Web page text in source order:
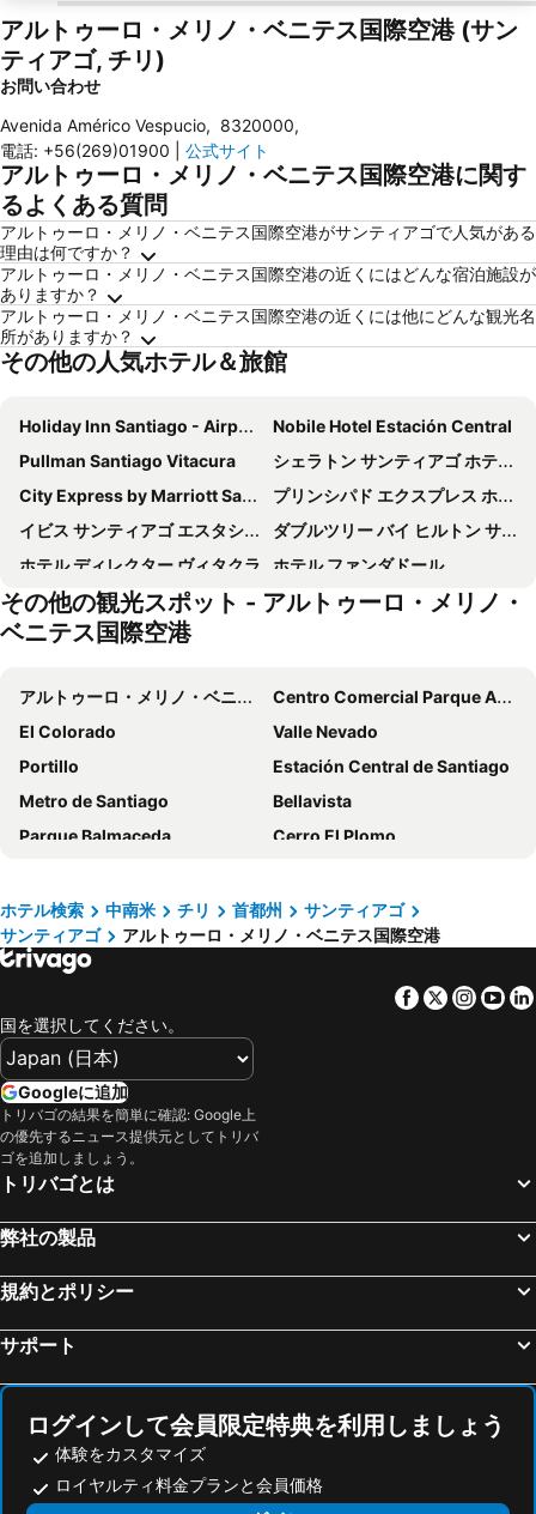
アルトゥーロ・メリノ・ベニテス国際空港 (サン
ティアゴ, チリ)
お問い合わせ
Avenida Américo Vespucio, 8320000,
電話: +56(269)01900 公式サイト
アルトゥーロ・メリノ・ベニテス国際空港に関す
るよくある質問
アルトゥーロ・メリノ・ベニテス国際空港がサンティアゴで人気がある
理由は何ですか？
アルトゥーロ・メリノ・ベニテス国際空港の近くにはどんな宿泊施設が
ありますか？
アルトゥーロ・メリノ・ベニテス国際空港の近くには他にどんな観光名
所がありますか？
その他の人気ホテル＆旅館
Holiday Inn Santiago - Airport Terminal By Ihg
Nobile Hotel Estación Central
Pullman Santiago Vitacura
シェラトン サンティアゴ ホテル アンド コンベンション センター
City Express by Marriott Santiago Aeropuerto Chile
プリンシパド エクスプレス ホテル
イビス サンティアゴ エスタシオン セントラル
ダブルツリー バイ ヒルトン サンティアゴ - ヴィタキューラ
ホテル ディレクター ヴィタクラ
ホテル ファンダドール
Ibis Budget Santiago Providencia
Hotel Capital Bellet
Park Plaza Santiago
プラザ エル ボスク サン セバスティアン
NH Collection Plaza Santiago
Wyndham Santiago Aeropuerto
Courtyard by Marriott Santiago Airport
Hotel HW Libertad
Hotel Plaza San Francisco
Hotel Sahara Inn
Hotel Santa Lucia
Hilton Garden Inn Santiago Airport
Hotel Diego de Almagro Aeropuerto
ホテル イスマエル
Holitel
NH シウダード デ サンティアゴ
ホテル プラザ ロンドレス
Hotel Voila Londres
ガレリアス ホテル
ホテル プラザ エル ボスケ エブロ
ホテル ニッポン
Intercontinental Hotels Santiago By Ihg
Four Points by Sheraton Santiago
Holiday Inn Express Santiago Las Condes By Ihg
Hotel HW EXPRESS
DoubleTree by Hilton Santiago Kennedy, Chile
Hotel Boutique Reyall
Hotel Brasilia
Departamentos Amoblados Torre Tagle
デ ブラシス B&B
その他の観光スポット - アルトゥーロ・メリノ・
ベニテス国際空港
アルトゥーロ・メリノ・ベニテス国際空港
Centro Comercial Parque Arauco
El Colorado
Valle Nevado
Portillo
Estación Central de Santiago
Metro de Santiago
Bellavista
Parque Balmaceda
Cerro El Plomo
Hipodromo Chile
Templo Votivo de Maipu
Plaza Chacabuco
Santa Laura Stadium
Avenida El Guanaco
Centro Cultural Estación Mapocho
Torre Entel
Monumento a Salvador Allende
Museo de Arte Precolombino
La Moneda Palace
Club Viña del Mar
Parque Reloj de Flores
Museo de Cañones Navales
Casino Viña del Mar
La Parva
Penitentes
ホテル検索 中南米 チリ 首都州
サンティアゴ
サンティアゴ
アルトゥーロ・メリノ・ベニテス国際空港
Facebook
Twitter
国を選択してください。
Googleに追加
トリバゴの結果を簡単に確認: Google上
の優先するニュース提供元としてトリバ
ゴを追加しましょう。
トリバゴとは
弊社の製品
規約とポリシー
サポート
ログインして会員限定特典を利用しましょう
体験をカスタマイズ
ロイヤルティ料金プランと会員価格